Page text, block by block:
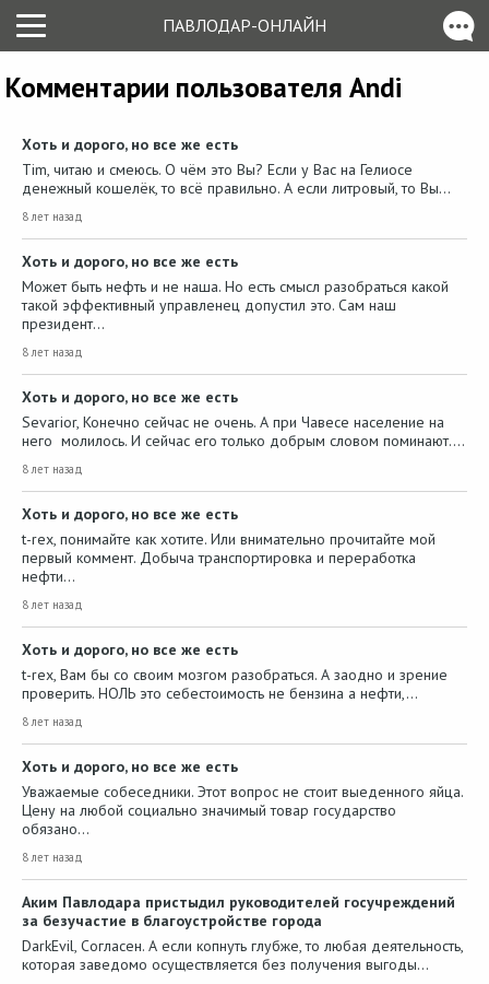
ПАВЛОДАР-ОНЛАЙН
Комментарии пользователя Andi
Хоть и дорого, но все же есть
Tim, читаю и смеюсь. О чём это Вы? Если у Вас на Гелиосе
денежный кошелёк, то всё правильно. А если литровый, то Вы…
8 лет назад
Хоть и дорого, но все же есть
Может быть нефть и не наша. Но есть смысл разобраться какой
такой эффективный управленец допустил это. Сам наш
президент…
8 лет назад
Хоть и дорого, но все же есть
Sevarior, Конечно сейчас не очень. А при Чавесе население на
него молилось. И сейчас его только добрым словом поминают.…
8 лет назад
Хоть и дорого, но все же есть
t-rex, понимайте как хотите. Или внимательно прочитайте мой
первый коммент. Добыча транспортировка и переработка
нефти…
8 лет назад
Хоть и дорого, но все же есть
t-rex, Вам бы со своим мозгом разобраться. А заодно и зрение
проверить. НОЛЬ это себестоимость не бензина а нефти,…
8 лет назад
Хоть и дорого, но все же есть
Уважаемые собеседники. Этот вопрос не стоит выеденного яйца.
Цену на любой социально значимый товар государство
обязано…
8 лет назад
Аким Павлодара пристыдил руководителей госучреждений
за безучастие в благоустройстве города
DarkEvil, Согласен. А если копнуть глубже, то любая деятельность,
которая заведомо осуществляется без получения выгоды…